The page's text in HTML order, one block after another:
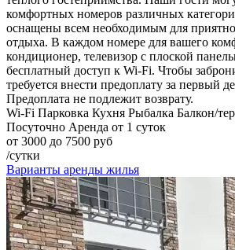
комфортных номеров различных
оснащены всем необходимым для
отдыха. В каждом номере для вашего
кондиционер, телевизор с плоской
бесплатный доступ к Wi-Fi. Чтобы
требуется внести предоплату за первый
Предоплата не подлежит возврату.
Wi-Fi Парковка Кухня Рыбалка Балкон/
Посуточно Аренда от 1 суток
от 3000 до 7500 руб
/сутки
Варианты аренды жилья